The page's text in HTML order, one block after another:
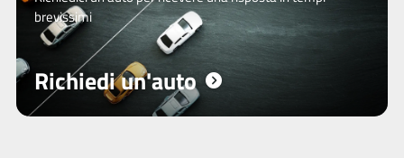
brevissimi
Richiedi un'auto